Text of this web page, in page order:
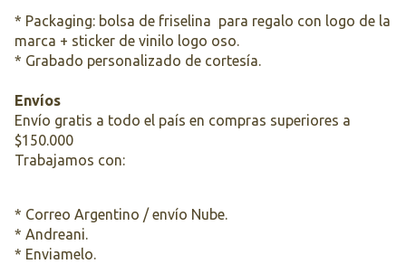
* Packaging: bolsa de friselina para regalo con logo de la
marca + sticker de vinilo logo oso.
* Grabado personalizado de cortesía.
Envíos
Envío gratis a todo el país en compras superiores a
$150.000
Trabajamos con:
* Correo Argentino / envío Nube.
* Andreani.
* Enviamelo.